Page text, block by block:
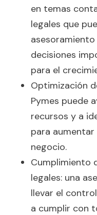
en temas
legales que
decisiones
para el
Optimización
Pymes puede
recursos y a
para
negocio.
Cumplimiento
legales: una
llevar el
a cumplir con